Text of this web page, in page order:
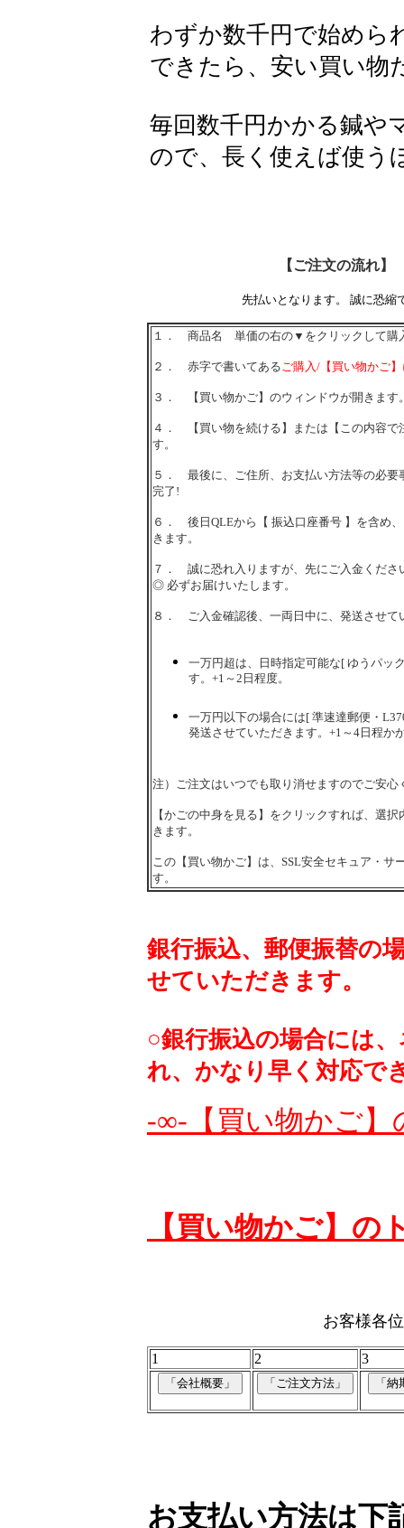
わずか数千円で始めら
できたら、安い買い物
毎回数千円かかる鍼や
ので、長く使えば使う
【ご注文の流れ】
先払いとなります。 誠に恐縮
１． 商品名 単価の右の▼をクリックして購
２． 赤字で書いてあるご購入/【買い物かご
３． 【買い物かご】のウィンドウが開きます
４． 【買い物を続ける】または【この内容で
す。
５． 最後に、ご住所、お支払い方法等の必要
完了!
６． 後日QLEから【 振込口座番号 】を含め
きます。
７． 誠に恐れ入りますが、先にご入金くださ
◎ 必ずお届けいたします。
８． ご入金確認後、一両日中に、発送させて
一万円超は、日時指定可能な[ ゆうパッ
す。+1～2日程度。
一万円以下の場合には[ 準速達郵便・
発送させていただきます。+1～4日程か
注）ご注文はいつでも取り消せますのでご安心
【かごの中身を見る】をクリックすれば、選
きます。
この【買い物かご】は、SSL安全セキュア・サ
す。
銀行振込、郵便振替の
せていただきます。
○銀行振込の場合には
れ、かなり早く対応で
-∞-【買い物かご
【買い物かご】の
お客様各位
1 2 3
お支払い方法は下